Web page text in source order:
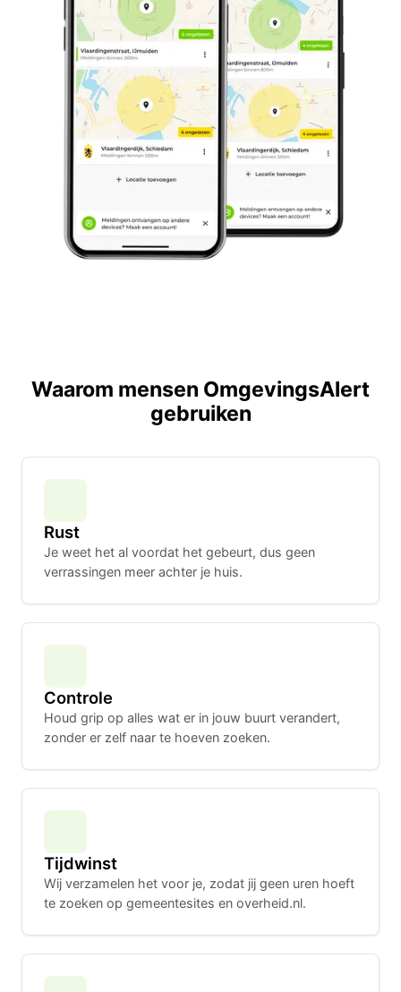
Waarom mensen OmgevingsAlert
gebruiken
Rust
Je weet het al voordat het gebeurt, dus geen
verrassingen meer achter je huis.
Controle
Houd grip op alles wat er in jouw buurt verandert,
zonder er zelf naar te hoeven zoeken.
Tijdwinst
Wij verzamelen het voor je, zodat jij geen uren hoeft
te zoeken op gemeentesites en overheid.nl.